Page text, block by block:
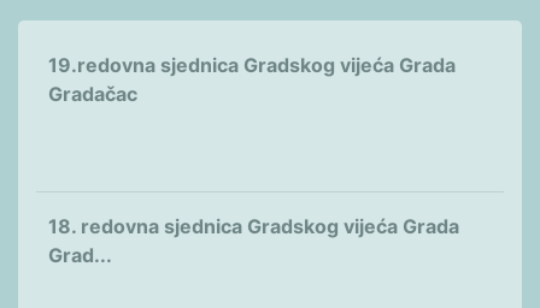
19.redovna sjednica Gradskog vijeća Grada
Gradačac
18. redovna sjednica Gradskog vijeća Grada
Grad...